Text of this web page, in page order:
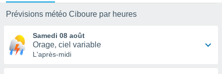
Vous
Prévisions météo Ciboure par heures
Samedi 08 août
Orage, ciel variable
L'après-midi